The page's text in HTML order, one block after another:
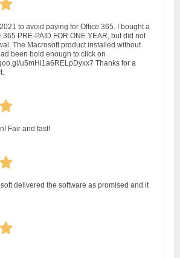
2021 to avoid paying for Office 365. I bought a
365 PRE-PAID FOR ONE YEAR, but did not
The Macrosoft product installed without
been bold enough to click on
u5mHi1a6RELpDyxx7 Thanks for a
Fair and fast!
delivered the software as promised and it